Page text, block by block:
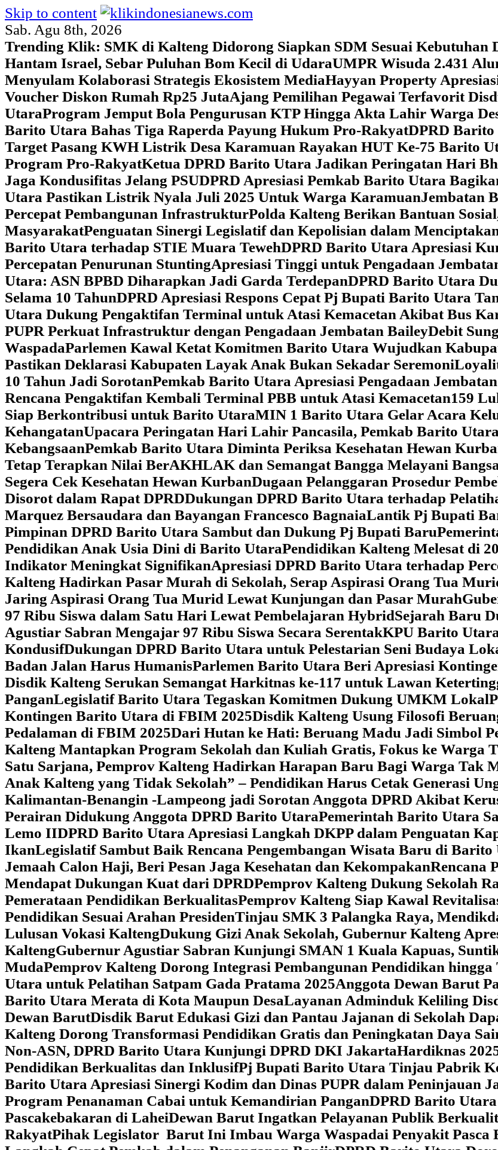
Skip to content
Sab. Agu 8th, 2026
Trending Klik: SMK di Kalteng Didorong Siapkan SDM Sesuai Kebutuhan
Hantam Israel, Sebar Puluhan Bom Kecil di UdaraUMPR Wisuda 2.431
Menyulam Kolaborasi Strategis Ekosistem MediaHayyan Property
Voucher Diskon Rumah Rp25 JutaAjang Pemilihan Pegawai Terfavorit
UtaraProgram Jemput Bola Pengurusan KTP Hingga Akta Lahir Warga
Barito Utara Bahas Tiga Raperda Payung Hukum Pro-RakyatDPRD Barito
Target Pasang KWH Listrik Desa Karamuan Rayakan HUT Ke-75 Barito
Program Pro-RakyatKetua DPRD Barito Utara Jadikan Peringatan Hari
Jaga Kondusifitas Jelang PSUDPRD Apresiasi Pemkab Barito Utara
Utara Pastikan Listrik Nyala Juli 2025 Untuk Warga KaramuanJembatan
Percepat Pembangunan InfrastrukturPolda Kalteng Berikan Bantuan
MasyarakatPenguatan Sinergi Legislatif dan Kepolisian dalam
Barito Utara terhadap STIE Muara TewehDPRD Barito Utara Apresiasi
Percepatan Penurunan StuntingApresiasi Tinggi untuk Pengadaan
Utara: ASN BPBD Diharapkan Jadi Garda TerdepanDPRD Barito Utara
Selama 10 TahunDPRD Apresiasi Respons Cepat Pj Bupati Barito Utara
Utara Dukung Pengaktifan Terminal untuk Atasi Kemacetan Akibat Bus
PUPR Perkuat Infrastruktur dengan Pengadaan Jembatan BaileyDebit
WaspadaParlemen Kawal Ketat Komitmen Barito Utara Wujudkan
Pastikan Deklarasi Kabupaten Layak Anak Bukan Sekadar Seremoni
10 Tahun Jadi SorotanPemkab Barito Utara Apresiasi Pengadaan
Rencana Pengaktifan Kembali Terminal PBB untuk Atasi Kemacetan159
Siap Berkontribusi untuk Barito UtaraMIN 1 Barito Utara Gelar Acara
KehangatanUpacara Peringatan Hari Lahir Pancasila, Pemkab Barito
KebangsaanPemkab Barito Utara Diminta Periksa Kesehatan Hewan
Tetap Terapkan Nilai BerAKHLAK dan Semangat Bangga Melayani Bangsa
Segera Cek Kesehatan Hewan KurbanDugaan Pelanggaran Prosedur
Disorot dalam Rapat DPRDDukungan DPRD Barito Utara terhadap
Marquez Bersaudara dan Bayangan Francesco BagnaiaLantik Pj Bupati
Pimpinan DPRD Barito Utara Sambut dan Dukung Pj Bupati Baru
Pendidikan Anak Usia Dini di Barito Utara‎Pendidikan Kalteng Melesat di
Indikator Meningkat SignifikanApresiasi DPRD Barito Utara terhadap
Kalteng Hadirkan Pasar Murah di Sekolah, Serap Aspirasi Orang Tua
Jaring Aspirasi Orang Tua Murid Lewat Kunjungan dan Pasar Murah
97 Ribu Siswa dalam Satu Hari Lewat Pembelajaran HybridSejarah Baru
Agustiar Sabran Mengajar 97 Ribu Siswa Secara SerentakKPU Barito
KondusifDukungan DPRD Barito Utara untuk Pelestarian Seni Budaya
Badan Jalan Harus HumanisParlemen Barito Utara Beri Apresiasi
Disdik Kalteng Serukan Semangat Harkitnas ke-117 untuk Lawan
PanganLegislatif Barito Utara Tegaskan Komitmen Dukung UMKM Lokal
Kontingen Barito Utara di FBIM 2025Disdik Kalteng Usung Filosofi
Pedalaman di FBIM 2025‎Dari Hutan ke Hati: Beruang Madu Jadi Simbol
Kalteng Mantapkan Program Sekolah dan Kuliah Gratis, Fokus ke Warga
Satu Sarjana, Pemprov Kalteng Hadirkan Harapan Baru Bagi Warga Tak
Anak Kalteng yang Tidak Sekolah” – Pendidikan Harus Cetak Generasi
Kalimantan-Benangin -Lampeong jadi Sorotan Anggota DPRD Akibat
Perairan Didukung Anggota DPRD Barito UtaraPemerintah Barito Utara
Lemo IIDPRD Barito Utara Apresiasi Langkah DKPP dalam Penguatan
IkanLegislatif Sambut Baik Rencana Pengembangan Wisata Baru di Barito
Jemaah Calon Haji, Beri Pesan Jaga Kesehatan dan KekompakanRencana
Mendapat Dukungan Kuat dari DPRD‎Pemprov Kalteng Dukung Sekolah
Pemerataan Pendidikan Berkualitas‎Pemprov Kalteng Siap Kawal
Pendidikan Sesuai Arahan Presiden‎Tinjau SMK 3 Palangka Raya,
Lulusan Vokasi Kalteng‎Dukung Gizi Anak Sekolah, Gubernur Kalteng
Kalteng‎Gubernur Agustiar Sabran Kunjungi SMAN 1 Kuala Kapuas,
Muda‎Pemprov Kalteng Dorong Integrasi Pembangunan Pendidikan hingga
Utara untuk Pelatihan Satpam Gada Pratama 2025Anggota Dewan Barut
Barito Utara Merata di Kota Maupun DesaLayanan Adminduk Keliling
Dewan BarutDisdik Barut Edukasi Gizi dan Pantau Jajanan di Sekolah
Kalteng Dorong Transformasi Pendidikan Gratis dan Peningkatan Daya
Non-ASN, DPRD Barito Utara Kunjungi DPRD DKI JakartaHardiknas
Pendidikan Berkualitas dan InklusifPj Bupati Barito Utara Tinjau Pabrik
Barito Utara Apresiasi Sinergi Kodim dan Dinas PUPR dalam Peninjauan
Program Penanaman Cabai untuk Kemandirian PanganDPRD Barito
Pascakebakaran di LaheiDewan Barut Ingatkan Pelayanan Publik
RakyatPihak Legislator Barut Ini Imbau Warga Waspadai Penyakit Pasca